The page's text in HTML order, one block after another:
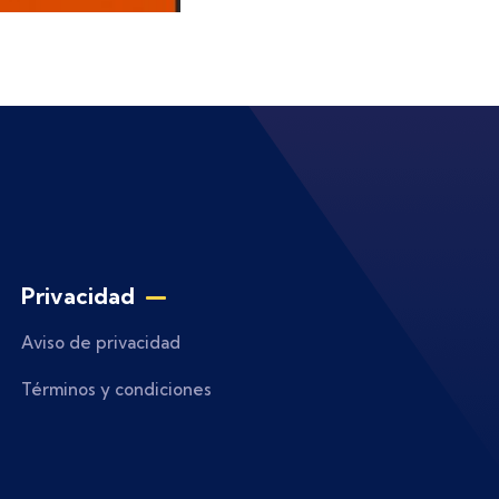
Privacidad
Aviso de privacidad
Términos y condiciones